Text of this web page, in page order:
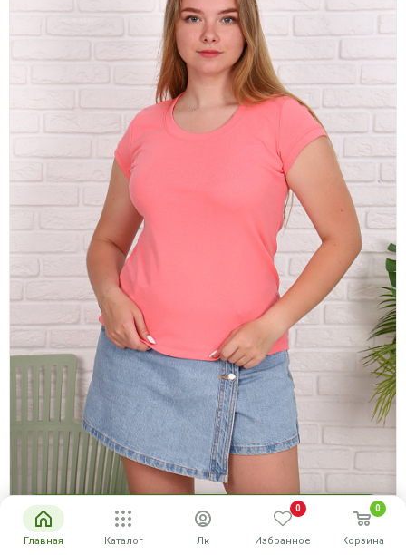
Купить
Главная Каталог Лк
0
Избранное
0
Корзина